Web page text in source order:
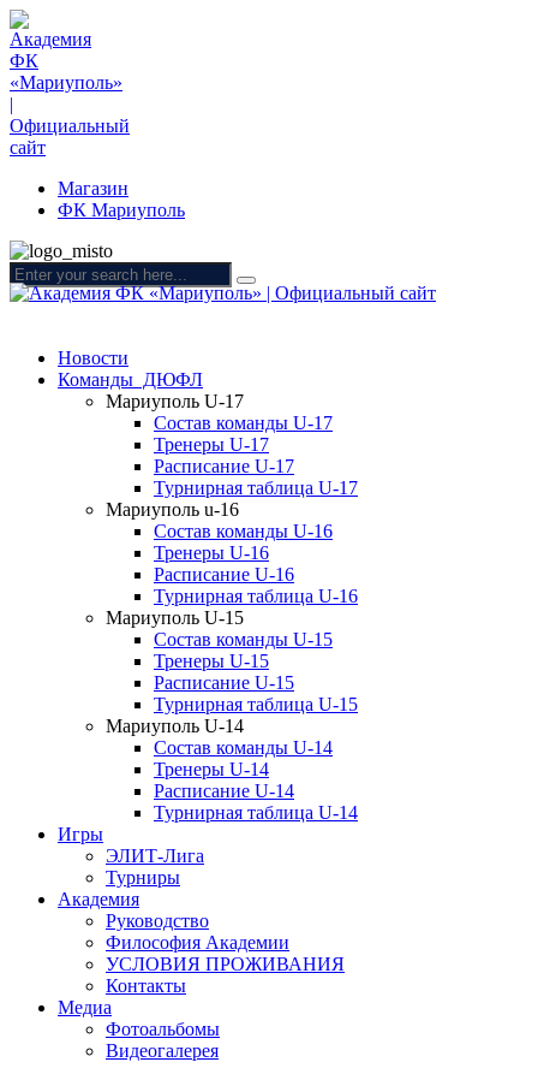
Магазин
ФК Мариуполь
Новости
Команды ДЮФЛ
Мариуполь U-17
Состав команды U-17
Тренеры U-17
Расписание U-17
Турнирная таблица U-17
Мариуполь u-16
Состав команды U-16
Тренеры U-16
Расписание U-16
Турнирная таблица U-16
Мариуполь U-15
Состав команды U-15
Тренеры U-15
Расписание U-15
Турнирная таблица U-15
Мариуполь U-14
Состав команды U-14
Тренеры U-14
Расписание U-14
Турнирная таблица U-14
Игры
ЭЛИТ-Лига
Турниры
Академия
Руководство
Философия Академии
УСЛОВИЯ ПРОЖИВАНИЯ
Контакты
Медиа
Фотоальбомы
Видеогалерея